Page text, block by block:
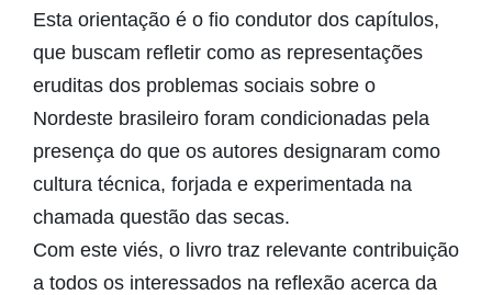
Esta orientação é o fio condutor dos capítulos,
que buscam refletir como as representações
eruditas dos problemas sociais sobre o
Nordeste brasileiro foram condicionadas pela
presença do que os autores designaram como
cultura técnica, forjada e experimentada na
chamada questão das secas.
Com este viés, o livro traz relevante contribuição
a todos os interessados na reflexão acerca da